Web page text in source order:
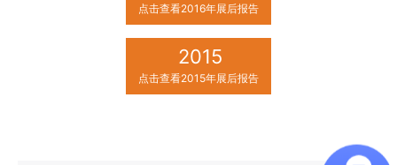
点击查看2016年展后报告
2015
点击查看2015年展后报告